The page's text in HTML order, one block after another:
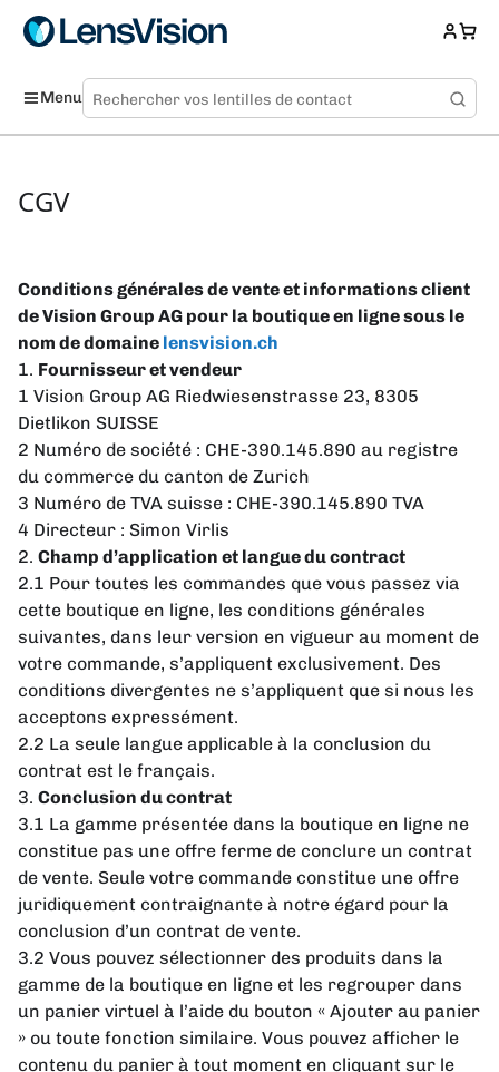
Menu
CGV
Conditions générales de vente et informations client
de Vision Group AG pour la boutique en ligne sous le
nom de domaine lensvision.ch
1. Fournisseur et vendeur
1 Vision Group AG Riedwiesenstrasse 23, 8305
Dietlikon SUISSE
2 Numéro de société : CHE-390.145.890 au registre
du commerce du canton de Zurich
3 Numéro de TVA suisse : CHE-390.145.890 TVA
4 Directeur : Simon Virlis
2. Champ d’application et langue du contract
2.1 Pour toutes les commandes que vous passez via
cette boutique en ligne, les conditions générales
suivantes, dans leur version en vigueur au moment de
votre commande, s’appliquent exclusivement. Des
conditions divergentes ne s’appliquent que si nous les
acceptons expressément.
2.2 La seule langue applicable à la conclusion du
contrat est le français.
3. Conclusion du contrat
3.1 La gamme présentée dans la boutique en ligne ne
constitue pas une offre ferme de conclure un contrat
de vente. Seule votre commande constitue une offre
juridiquement contraignante à notre égard pour la
conclusion d’un contrat de vente.
3.2 Vous pouvez sélectionner des produits dans la
gamme de la boutique en ligne et les regrouper dans
un panier virtuel à l’aide du bouton « Ajouter au panier
» ou toute fonction similaire. Vous pouvez afficher le
contenu du panier à tout moment en cliquant sur le